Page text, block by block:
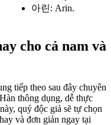
아린: Arin.
cho cả nam và
tiếp theo sau đây chuyên
thông dụng, dễ thực
quý độc giả sẽ tự chọn
và đơn giản ngay tại